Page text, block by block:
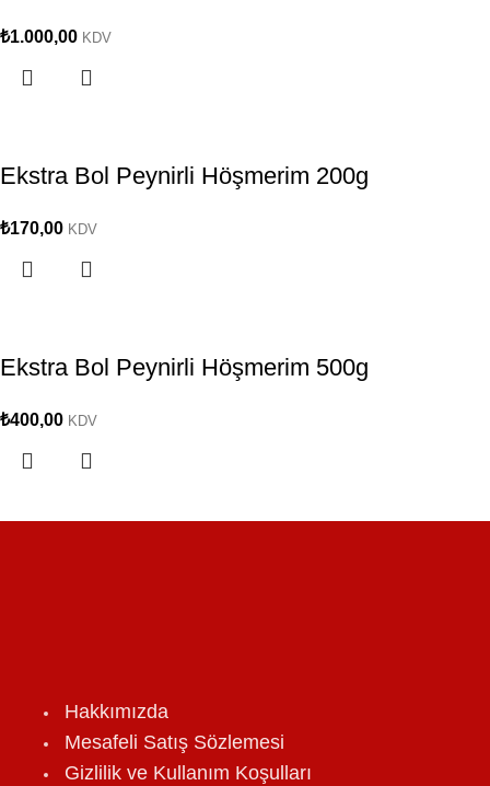
₺1.000,00 KDV
Ekstra Bol Peynirli Höşmerim 200g
₺170,00 KDV
Ekstra Bol Peynirli Höşmerim 500g
₺400,00 KDV
Hakkımızda
Mesafeli Satış Sözlemesi
Gizlilik ve Kullanım Koşulları